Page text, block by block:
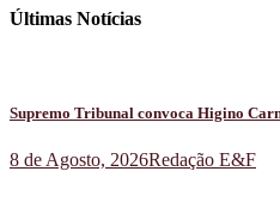
Últimas Notícias
Supremo Tribunal convoca Higino
8 de Agosto, 2026Redação E&F